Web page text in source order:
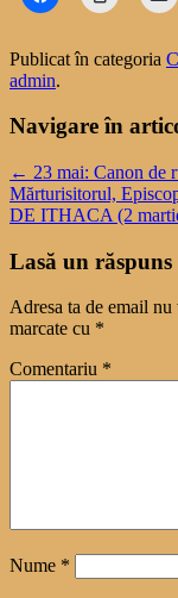
Publicat în categoria
admin.
Navigare în
← 23 mai: Canon de
Mărturisitorul,
DE ITHACA (2
Lasă un răspuns
Adresa ta de email
marcate cu *
Comentariu *
Nume *